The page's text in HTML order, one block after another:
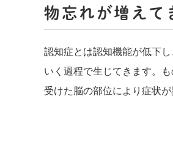
物忘れが増えて
認知症とは認知機能が低下
いく過程で生じてきます。
受けた脳の部位により症状が